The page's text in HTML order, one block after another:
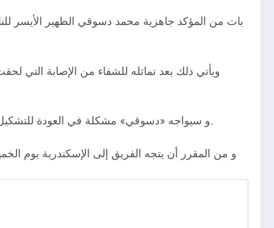
ويأتي ذلك بعد تماثله للشفاء من الإصابة
و سيواجه «دسوقي» مشكلة في العودة للتشكيل الأساسي من جديد بعد عودته من الإصابة، و ذلك بعد التألق الملفت للاعب عمرو الحلواني في مباريات الفريق الماضية.
و من المقرر أن يتجه الفريق إلى الإسكندرية يوم